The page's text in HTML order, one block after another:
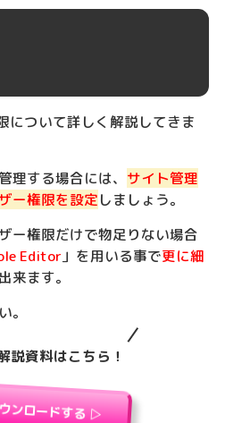
について詳しく解説してきま
理する場合には、 サイト管理
ー権限を設定しましょう。
ー権限だけで物足りない場合
Editor」を用いる事で更に細
来ます。
。
説資料はこちら！
ンロードする ▷